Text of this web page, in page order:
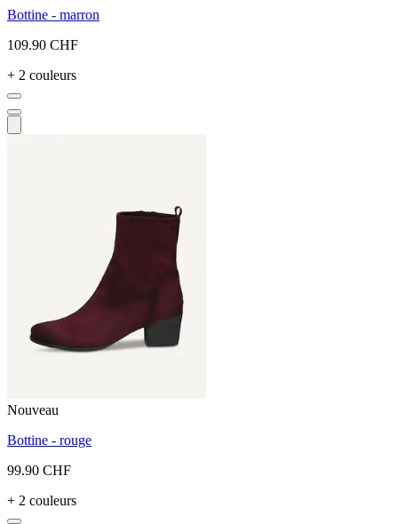
Bottine - marron
109.90 CHF
+ 2 couleurs
Nouveau
Bottine - rouge
99.90 CHF
+ 2 couleurs